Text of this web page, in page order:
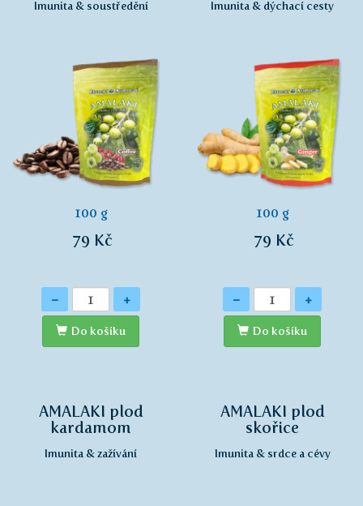
Imunita & soustředění
100 g
79 Kč
Množství
- +
Do košíku
Imunita & dýchací cesty
100 g
79 Kč
Množství
- +
Do košíku
AMALAKI plod
kardamom
Imunita & zažívání
AMALAKI plod
skořice
Imunita & srdce a cévy